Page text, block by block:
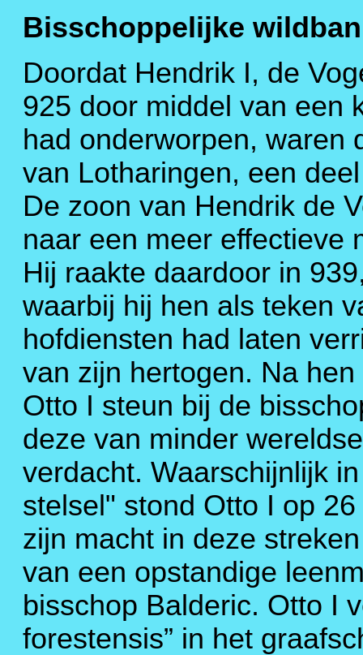
Bisschoppelijke wildban
Doordat Hendrik I, de
925 door middel van een
had onderworpen, waren
van Lotharingen, een
De zoon van Hendrik de
naar een meer effectieve
Hij raakte daardoor in
waarbij hij hen als teken
hofdiensten had laten
van zijn hertogen. Na
Otto I steun bij de
deze van minder
verdacht. Waarschijnlijk
stelsel" stond Otto I op
zijn macht in deze
van een opstandige
bisschop Balderic. Otto I
forestensis” in het